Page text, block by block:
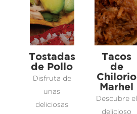
Tostadas
de Pollo
Disfruta de
unas
deliciosas
Tacos
de
Chilorio
Marhel
Descubre el
delicioso